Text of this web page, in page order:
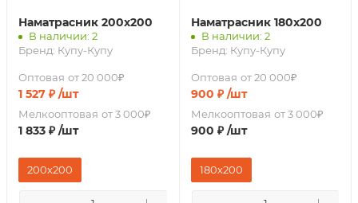
Наматрасник 200х200
В наличии: 2
Бренд: Купу-Купу
Оптовая от 20 000₽
1 527 ₽ /шт
Мелкооптовая от 3 000₽
1 833 ₽ /шт
200х200
Наматрасник 180х200
В наличии: 2
Бренд: Купу-Купу
Оптовая от 20 000₽
900 ₽ /шт
Мелкооптовая от 3 000₽
900 ₽ /шт
180х200